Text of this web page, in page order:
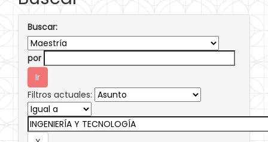
Buscar:
por
Filtros actuales: